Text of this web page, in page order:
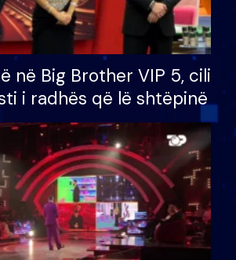
në Big Brother VIP 5, cili
i radhës që lë shtëpinë